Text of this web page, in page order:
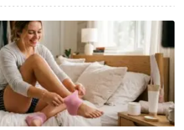
Cortes. (2009). Hábitos y estilos de vida
Institucional Actividades de Educación
Promoción de la salud. Acta Psiquiatrica y
Latina. https://doi.org/10.1016/b978-
5
& Johnston, C. A. (2018). The Importance
and Routine. American Journal of